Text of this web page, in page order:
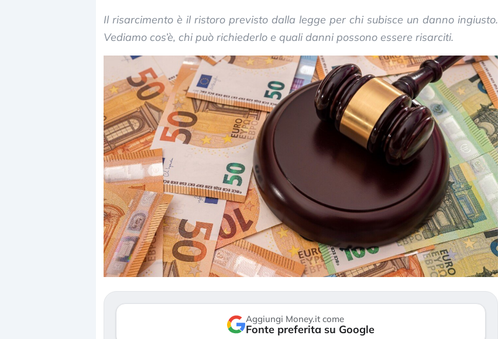
Il risarcimento è il ristoro previsto dalla legge per chi subisce un danno ingiusto.
Vediamo cos’è, chi può richiederlo e quali danni possono essere risarciti.
Aggiungi Money.it come
Fonte preferita su Google
Dalle valutazioni estreme alla
correzione. Cosa sta guidando il
repricing degli asset?
«La mia vita è rovinata». Investitori
in preda al panico dopo lo scoppio
della bolla AI
Kospi, mentre gli investitori retail (…)
30 luglio 2026